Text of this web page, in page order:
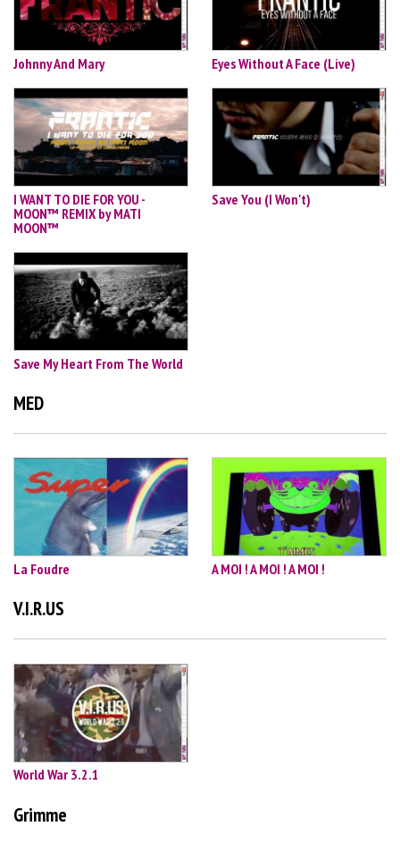
Johnny And Mary Eyes Without A Face (Live)
I WANT TO DIE FOR YOU -
MOON™ REMIX by MATI
MOON™
Save You (I Won't)
Save My Heart From The World
MED
La Foudre A MOI ! A MOI ! A MOI !
V.I.R.US
World War 3.2.1
Grimme